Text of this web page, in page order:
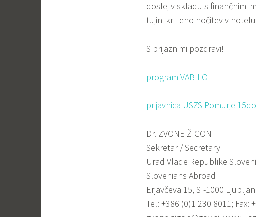
doslej v skladu s finančnimi
tujini kril eno nočitev v
S prijaznimi pozdravi!
program VABILO
prijavnica USZS Pomurje
Dr. ZVONE ŽIGON
Sekretar / Secretary
Urad Vlade Republike
Slovenians Abroad
Erjavčeva 15, SI-1000
Tel: +386 (0)1 230 8011; Fax: